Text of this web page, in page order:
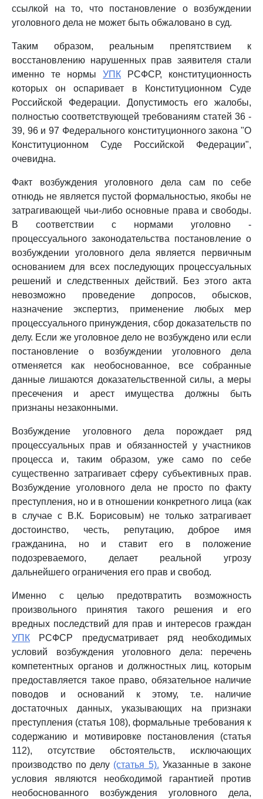
ссылкой на то, что постановление о возбуждении
уголовного дела не может быть обжаловано в суд.
Таким образом, реальным препятствием к
восстановлению нарушенных прав заявителя стали
именно те нормы УПК РСФСР, конституционность
которых он оспаривает в Конституционном Суде
Российской Федерации. Допустимость его жалобы,
полностью соответствующей требованиям статей 36 -
39, 96 и 97 Федерального конституционного закона "О
Конституционном Суде Российской Федерации",
очевидна.
Факт возбуждения уголовного дела сам по себе
отнюдь не является пустой формальностью, якобы не
затрагивающей чьи-либо основные права и свободы.
В соответствии с нормами уголовно -
процессуального законодательства постановление о
возбуждении уголовного дела является первичным
основанием для всех последующих процессуальных
решений и следственных действий. Без этого акта
невозможно проведение допросов, обысков,
назначение экспертиз, применение любых мер
процессуального принуждения, сбор доказательств по
делу. Если же уголовное дело не возбуждено или если
постановление о возбуждении уголовного дела
отменяется как необоснованное, все собранные
данные лишаются доказательственной силы, а меры
пресечения и арест имущества должны быть
признаны незаконными.
Возбуждение уголовного дела порождает ряд
процессуальных прав и обязанностей у участников
процесса и, таким образом, уже само по себе
существенно затрагивает сферу субъективных прав.
Возбуждение уголовного дела не просто по факту
преступления, но и в отношении конкретного лица (как
в случае с В.К. Борисовым) не только затрагивает
достоинство, честь, репутацию, доброе имя
гражданина, но и ставит его в положение
подозреваемого, делает реальной угрозу
дальнейшего ограничения его прав и свобод.
Именно с целью предотвратить возможность
произвольного принятия такого решения и его
вредных последствий для прав и интересов граждан
УПК РСФСР предусматривает ряд необходимых
условий возбуждения уголовного дела: перечень
компетентных органов и должностных лиц, которым
предоставляется такое право, обязательное наличие
поводов и оснований к этому, т.е. наличие
достаточных данных, указывающих на признаки
преступления (статья 108), формальные требования к
содержанию и мотивировке постановления (статья
112), отсутствие обстоятельств, исключающих
производство по делу (статья 5). Указанные в законе
условия являются необходимой гарантией против
необоснованного возбуждения уголовного дела,